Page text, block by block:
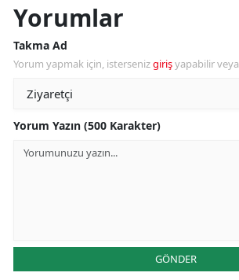
Yorumlar
Takma Ad
Yorum yapmak için, istersenizgirişyapabilir veya
Yorum Yazın (500 Karakter)
GÖNDER